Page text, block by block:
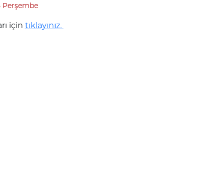
Perşembe
için tıklayınız.